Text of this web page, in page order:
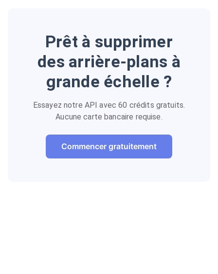
Prêt à supprimer
des arrière-plans à
grande échelle ?
Essayez notre API avec 60 crédits gratuits.
Aucune carte bancaire requise.
Commencer gratuitement